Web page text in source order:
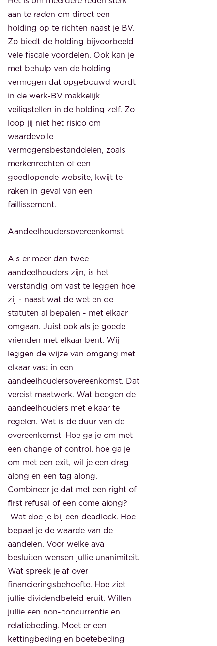
aan te raden om direct een
holding op te richten naast je BV.
Zo biedt de holding bijvoorbeeld
vele fiscale voordelen. Ook kan je
met behulp van de holding
vermogen dat opgebouwd wordt
in de werk-BV makkelijk
veiligstellen in de holding zelf. Zo
loop jij niet het risico om
waardevolle
vermogensbestanddelen, zoals
merkenrechten of een
goedlopende website, kwijt te
raken in geval van een
faillissement.
Aandeelhoudersovereenkomst
Als er meer dan twee
aandeelhouders zijn, is het
verstandig om vast te leggen hoe
zij - naast wat de wet en de
statuten al bepalen - met elkaar
omgaan. Juist ook als je goede
vrienden met elkaar bent. Wij
leggen de wijze van omgang met
elkaar vast in een
aandeelhoudersovereenkomst. Dat
vereist maatwerk. Wat beogen de
aandeelhouders met elkaar te
regelen. Wat is de duur van de
overeenkomst. Hoe ga je om met
een change of control, hoe ga je
om met een exit, wil je een drag
along en een tag along.
Combineer je dat met een right of
first refusal of een come along?
Wat doe je bij een deadlock. Hoe
bepaal je de waarde van de
aandelen. Voor welke ava
besluiten wensen jullie unanimiteit.
Wat spreek je af over
financieringsbehoefte. Hoe ziet
jullie dividendbeleid eruit. Willen
jullie een non-concurrentie en
relatiebeding. Moet er een
kettingbeding en boetebeding